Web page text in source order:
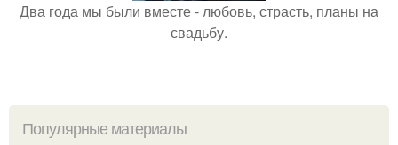
Два года мы были вместе - любовь, страсть, планы на
свадьбу.
Популярные материалы